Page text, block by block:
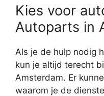
Kies voor
Autoparts in
Als je de hulp nodig
kun je altijd terecht
Amsterdam. Er
waarom je de